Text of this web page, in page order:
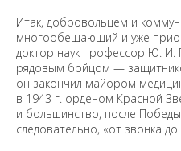
Итак, добровольцем и
многообещающий и уже
доктор наук профессор Ю. И.
рядовым бойцом —
он закончил майором
в 1943 г. орденом Красной
и большинство, после
следовательно, «от звонка до